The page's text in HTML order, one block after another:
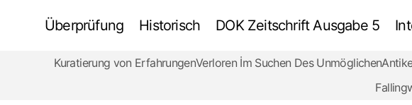
Überprüfung Historisch DOK Zeitschrift Ausgabe 5
Stonehenge - Entstehungsgeschichte
Kuratierung von ErfahrungenVerloren İm Suchen Des Unmöglichen